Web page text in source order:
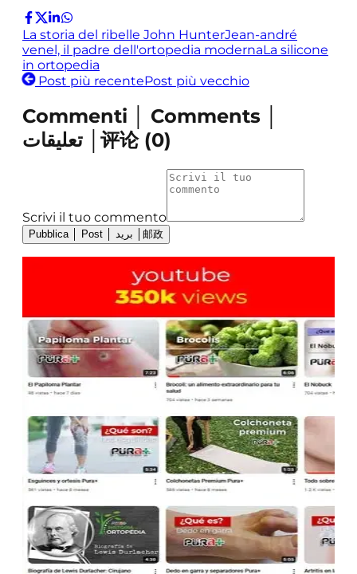
La storia del ribelle John HunterJean-andré
venel, il padre dell'ortopedia modernaLa silicone
in ortopedia
Post più recentePost più vecchio
Commenti │ Comments │
تعليقات │评论(0)
Scrivi il tuo commento
Pubblica │ Post │ بريد │邮政